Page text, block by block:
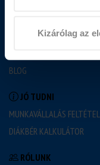
Kizárólag az
NYEREMÉNYJÁTÉK
BLOG
JÓ TUDNI
MUNKAVÁLLALÁS
DIÁKBÉR KALKULÁTOR
RÓLUNK